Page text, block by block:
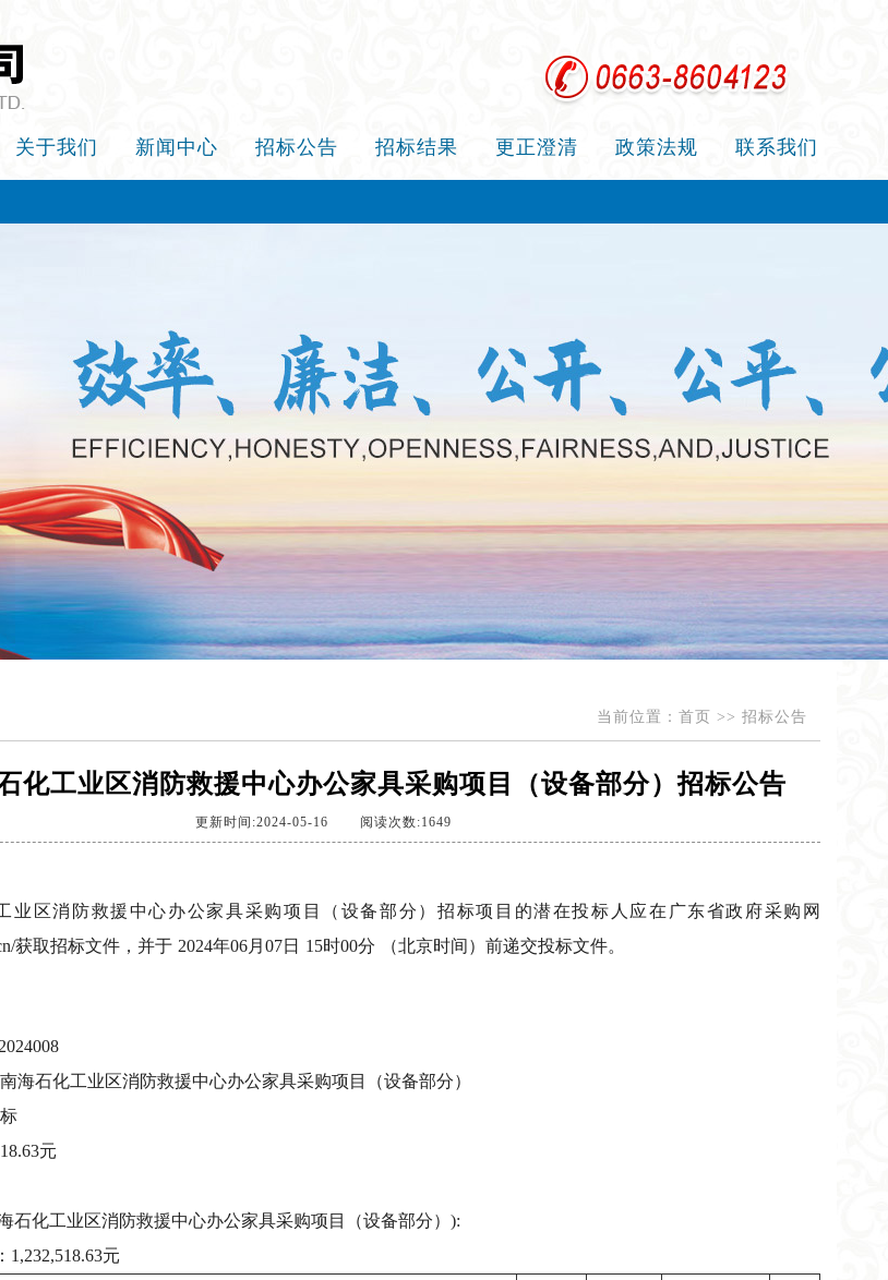
关于我们 新闻中心 招标公告 招标结果 更正澄清 政策法规 联系我们
当前位置： 首页 >> 招标公告
化工业区消防救援中心办公家具采购项目（设备部分）招标公告
更新时间:2024-05-16 阅读次数:1649
业区消防救援中心办公家具采购项目（设备部分）招标项目的潜在投标人应在广东省政府采购网
获取招标文件，并于 2024年06月07日 15时00分 （北京时间）前递交投标文件。
海石化工业区消防救援中心办公家具采购项目（设备部分）
元
石化工业区消防救援中心办公家具采购项目（设备部分）):
1,232,518.63元